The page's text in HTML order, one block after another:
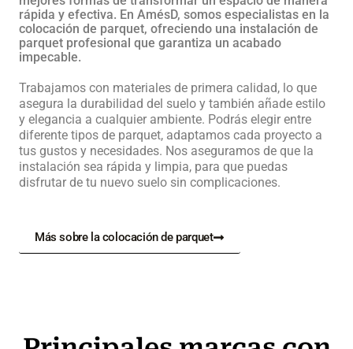
rápida y efectiva. En AmésD, somos especialistas en la
colocación de parquet, ofreciendo una instalación de
parquet profesional que garantiza un acabado
impecable.
Trabajamos con materiales de primera calidad, lo que
asegura la durabilidad del suelo y también añade estilo
y elegancia a cualquier ambiente. Podrás elegir entre
diferente tipos de parquet, adaptamos cada proyecto a
tus gustos y necesidades. Nos aseguramos de que la
instalación sea rápida y limpia, para que puedas
disfrutar de tu nuevo suelo sin complicaciones.
Más sobre la colocación de parquet